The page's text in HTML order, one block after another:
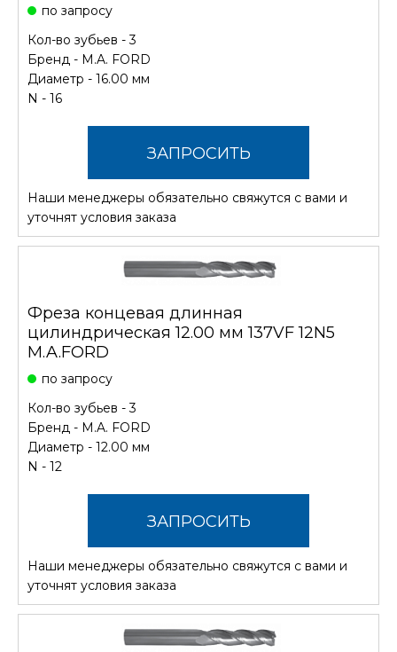
по запросу
Кол-во зубьев - 3
Бренд - M.A. FORD
Диаметр - 16.00 мм
N - 16
ЗАПРОСИТЬ
СТОИМОСТЬ
Наши менеджеры обязательно свяжутся с вами и
уточнят условия заказа
Фреза концевая длинная
цилиндрическая 12.00 мм 137VF 12N5
M.A.FORD
по запросу
Кол-во зубьев - 3
Бренд - M.A. FORD
Диаметр - 12.00 мм
N - 12
ЗАПРОСИТЬ
СТОИМОСТЬ
Наши менеджеры обязательно свяжутся с вами и
уточнят условия заказа